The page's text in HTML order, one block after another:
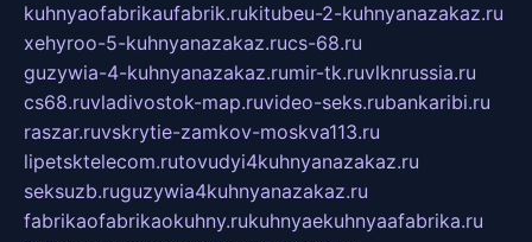
kuhnyaofabrikaufabrik.rukitubeu-2-kuhnyanazakaz.ru
xehyroo-5-kuhnyanazakaz.rucs-68.ru
guzywia-4-kuhnyanazakaz.rumir-tk.ruvlknrussia.ru
cs68.ruvladivostok-map.ruvideo-seks.rubankaribi.ru
raszar.ruvskrytie-zamkov-moskva113.ru
lipetsktelecom.rutovudyi4kuhnyanazakaz.ru
seksuzb.ruguzywia4kuhnyanazakaz.ru
fabrikaofabrikaokuhny.rukuhnyaekuhnyaafabrika.ru